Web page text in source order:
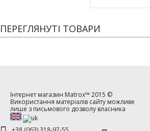
ПЕРЕГЛЯНУТІ ТОВАРИ
Інтернет магазин Matrox™ 2015 ©
Використання матеріалів сайту можливе
лише з письмового дозволу власника